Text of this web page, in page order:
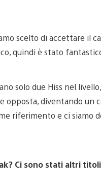
scelto di accettare il
quindi è stato
solo due Hiss nel
opposta, diventando un
riferimento e ci siamo
Ci sono stati altri